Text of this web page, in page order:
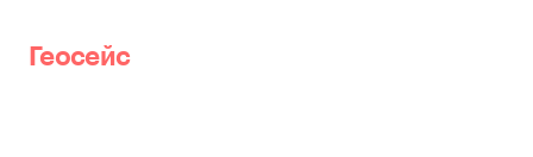
Геосейc